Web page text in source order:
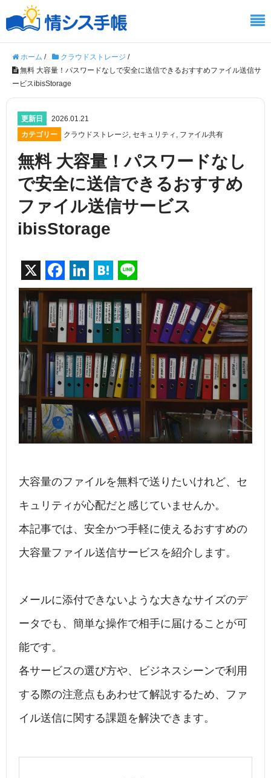
ホーム / クラウドストレージ /
無料 大容量！パスワードなしで安全に送信できるおすすめファイル送信サ
ービスibisStorage
更新日
2026.01.21
カテゴリー
クラウドストレージ, セキュリティ , ファイル共有
無料 大容量！パスワードなし
で安全に送信できるおすすめ
ファイル送信サービス
ibisStorage
X
F
a
c
e
b
o
o
k
Li
n
k
e
dI
n
H
at
e
n
a
n
e
大容量のファイルを無料で送りたいけれど、セ
キュリティが心配だと感じていませんか。
本記事では、安全かつ手軽に使えるおすすめの
大容量ファイル送信サービスを紹介します。
メールに添付できないような大きなサイズのデ
ータでも、簡単な操作で相手に届けることが可
能です。
各サービスの選び方や、ビジネスシーンで利用
する際の注意点もあわせて解説するため、ファ
イル送信に関する課題を解決できます。